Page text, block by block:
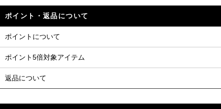
ポイント・返品について
ポイントについて
ポイント5倍対象アイテム
返品について